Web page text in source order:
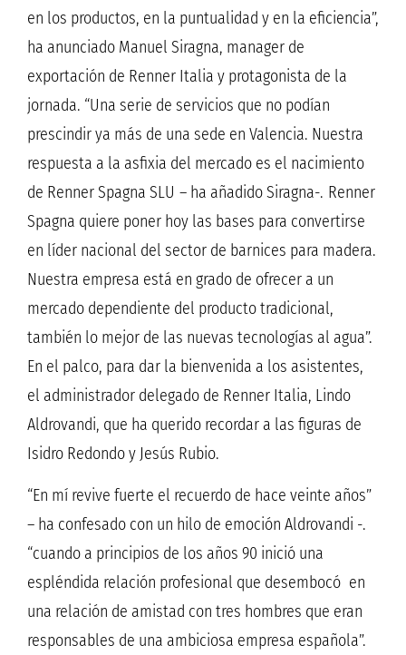
en los productos, en la puntualidad y en la eficiencia”,
ha anunciado Manuel Siragna, manager de
exportación de Renner Italia y protagonista de la
jornada. “Una serie de servicios que no podían
prescindir ya más de una sede en Valencia. Nuestra
respuesta a la asfixia del mercado es el nacimiento
de Renner Spagna SLU – ha añadido Siragna-. Renner
Spagna quiere poner hoy las bases para convertirse
en líder nacional del sector de barnices para madera.
Nuestra empresa está en grado de ofrecer a un
mercado dependiente del producto tradicional,
también lo mejor de las nuevas tecnologías al agua”.
En el palco, para dar la bienvenida a los asistentes,
el administrador delegado de Renner Italia, Lindo
Aldrovandi, que ha querido recordar a las figuras de
Isidro Redondo y Jesús Rubio.
“En mí revive fuerte el recuerdo de hace veinte años”
– ha confesado con un hilo de emoción Aldrovandi -.
“cuando a principios de los años 90 inició una
espléndida relación profesional que desembocó en
una relación de amistad con tres hombres que eran
responsables de una ambiciosa empresa española”.